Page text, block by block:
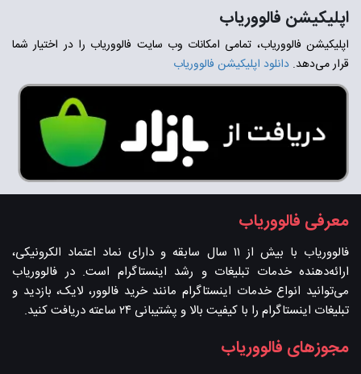
اپلیکیشن فالووریاب
اپلیکیشن فالووریاب، تمامی امکانات وب سایت فالووریاب را در اختیار شما
قرار می‌دهد. دانلود اپلیکیشن فالووریاب
معرفی فالووریاب
فالووریاب با بیش از ۱۱ سال سابقه و دارای نماد اعتماد الکرونیکی،
ارائه‌دهنده خدمات تبلیغات و رشد اینستاگرام است. در فالووریاب
می‌توانید انواع خدمات اینستاگرام مانند خرید فالوور، لایک، بازدید و
تبلیغات اینستاگرام را با کیفیت بالا و پشتیبانی ۲۴ ساعته دریافت کنید.
مجوزهای فالووریاب